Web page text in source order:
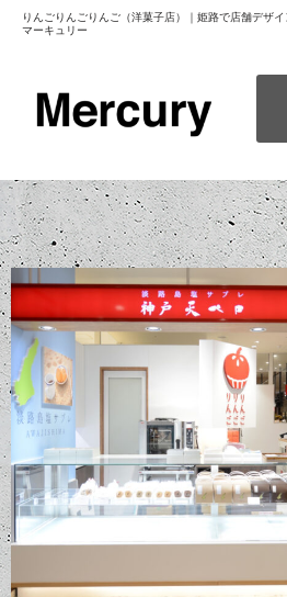
へ
ス
キ
ッ
プ
りんごりんごりんご（洋菓子店）｜姫路で店舗デザ
マーキュリー